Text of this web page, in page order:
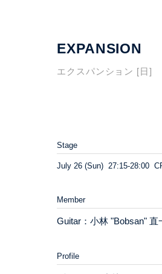
EXPANSION
エクスパンション [日]
Stage
July 26 (Sun) 27:15-28:00
Member
Guitar：小林 "Bobsan"
Profile